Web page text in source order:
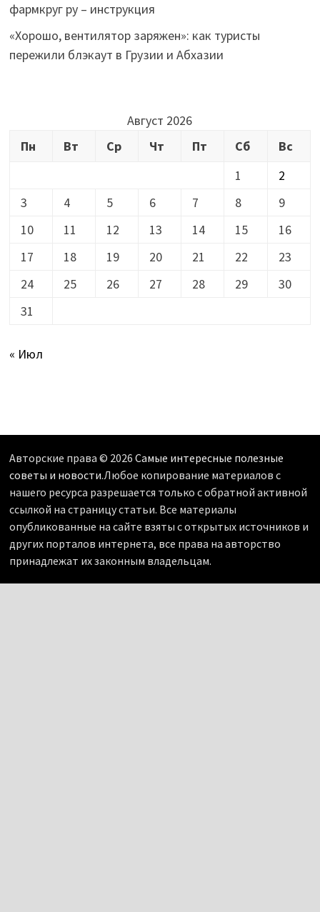
фармкруг ру – инструкция
«Хорошо, вентилятор заряжен»: как туристы
пережили блэкаут в Грузии и Абхазии
Август 2026
Пн
Вт Ср Чт Пт Сб
Вс
1
2
3
4 5 6 7 8
9
10
11 12 13 14 15
16
17
18 19 20 21 22
23
24
25 26 27 28 29
30
31
« Июл
Авторские права © 2026 Самые интересные полезные
советы и новости.Любое копирование материалов с
нашего ресурса разрешается только с обратной активной
ссылкой на страницу статьи. Все материалы
опубликованные на сайте взяты с открытых источников и
других порталов интернета, все права на авторство
принадлежат их законным владельцам.